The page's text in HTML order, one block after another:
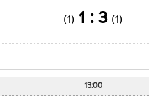
(1)
3 : 1
(1)
13:00